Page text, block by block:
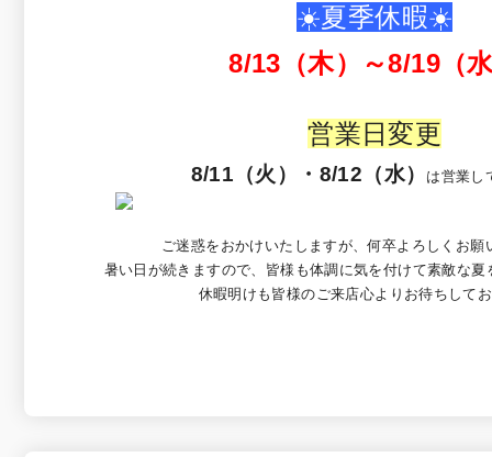
☀️夏季休暇☀️
8/13（木）～8/19（
営業日変更
8/11（火）・8/12（水） は営業し
ご迷惑をおかけいたしますが、何卒よろしくお願
暑い日が続きますので、皆様も体調に気を付けて素敵な夏
休暇明けも皆様のご来店心よりお待ちして